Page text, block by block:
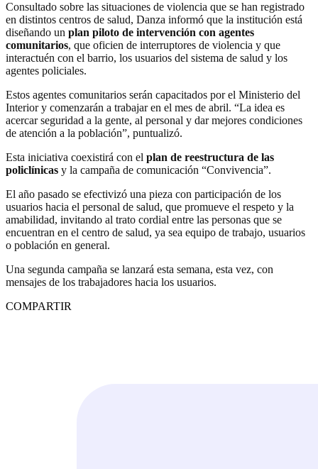
Consultado sobre las situaciones de violencia que se han registrado
en distintos centros de salud, Danza informó que la institución está
diseñando un plan piloto de intervención con agentes
comunitarios, que oficien de interruptores de violencia y que
interactuén con el barrio, los usuarios del sistema de salud y los
agentes policiales.
Estos agentes comunitarios serán capacitados por el Ministerio del
Interior y comenzarán a trabajar en el mes de abril. “La idea es
acercar seguridad a la gente, al personal y dar mejores condiciones
de atención a la población”, puntualizó.
Esta iniciativa coexistirá con el plan de reestructura de las
policlínicas y la campaña de comunicación “Convivencia”.
El año pasado se efectivizó una pieza con participación de los
usuarios hacia el personal de salud, que promueve el respeto y la
amabilidad, invitando al trato cordial entre las personas que se
encuentran en el centro de salud, ya sea equipo de trabajo, usuarios
o población en general.
Una segunda campaña se lanzará esta semana, esta vez, con
mensajes de los trabajadores hacia los usuarios.
COMPARTIR